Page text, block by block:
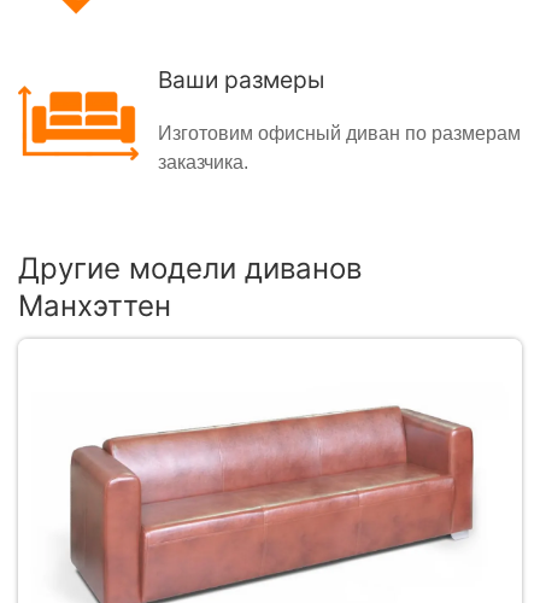
Ваши размеры
Изготовим офисный диван по размерам
заказчика.
Другие модели диванов
Манхэттен